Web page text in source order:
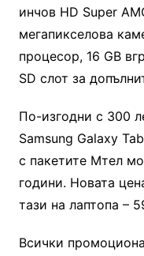
инчов HD Super
мегапикселова
процесор, 16 GB
SD слот за
По-изгодни с 300
Samsung Galaxy
с пакетите Мтел
години. Новата
тази на лаптопа –
Всички